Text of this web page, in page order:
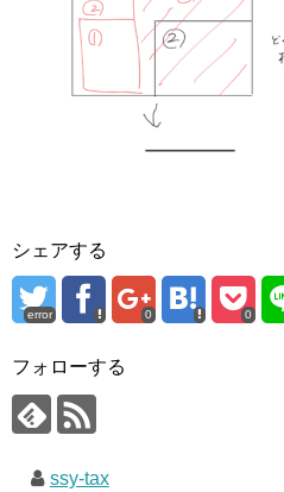
シェアする
error 0 0
フォローする
ssy-tax